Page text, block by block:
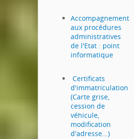
Accompagnement
aux procédures
administratives
de l'Etat : point
informatique
Certificats
d'immatriculation
(Carte grise,
cession de
véhicule,
modification
d'adresse...)